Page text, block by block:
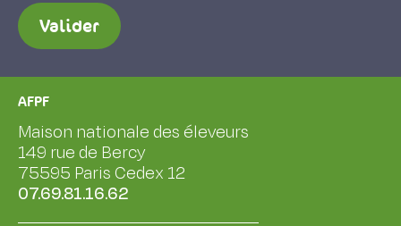
Valider
AFPF
Maison nationale des éleveurs
149 rue de Bercy
75595 Paris Cedex 12
07.69.81.16.62